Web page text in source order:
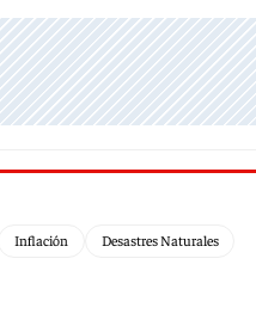
Inflación Desastres Naturales